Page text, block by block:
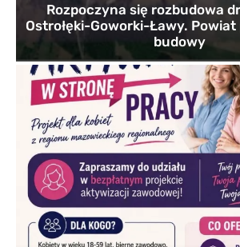
Rozpoczyna się rozbudowa
Ostrołęki-Goworki-Ławy. Powiat
budowy